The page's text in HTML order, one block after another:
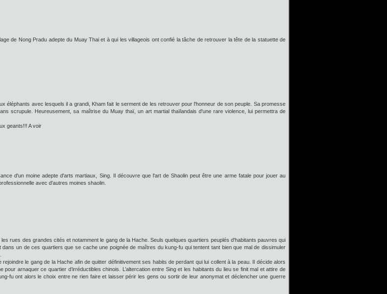
de Nong Pradu adepte du Muay Thai et à qui les villageois ont confié la tâche de retrouver la tête de la statuette de
éléphants avec lesquels il a grandi, Kham fait le serment de les retrouver pour l'honneur de son peuple. Sa promesse
scrupule. Heureusement, sa maîtrise du Muay thaï, un art martial thaïlandais d'une rare violence, lui permettra de
geants!!! A voir
d'un moine adepte d'arts martiaux, Sing. Il découvre que l'art de Shaolin peut être une arme fatale pour jouer au
avec d'autres moines shaolin.
rues des grandes cités et notamment le gang de la Hache. Seuls quelques quartiers peuplés d'habitants pauvres qui
un de ces quartiers que se cache une poignée de maîtres du kung-fu qui tentent tant bien que mal de dissimuler
rejoindre le gang de la Hache afin de quitter définitivement ses habits de perdant qui lui collent à la peau. Il décide alors
arnaquer ce quartier d’irréductibles chinois. L’altercation entre Sing et les habitants du lieu se finit mal et attire de
fu ont alors le choix entre ne rien faire et laisser périr les gens ou sortir de leur anonymat et déclencher une guerre